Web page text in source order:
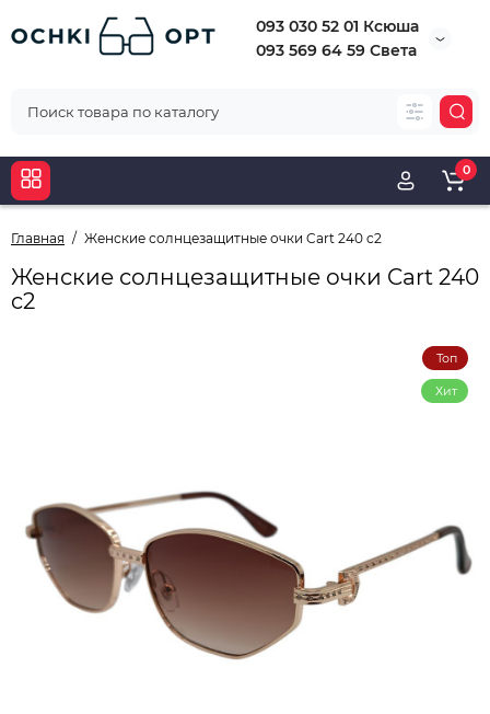
093 030 52 01 Ксюша
093 569 64 59 Света
0
Главная Женские солнцезащитные очки Cart 240 c2
Женские солнцезащитные очки Cart 240
c2
Топ
Хит